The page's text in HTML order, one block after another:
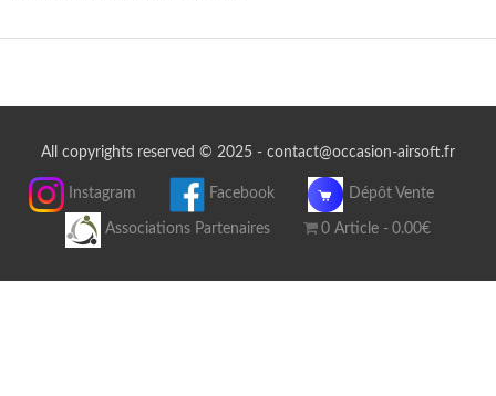
All copyrights reserved © 2025 - contact@occasion-airsoft.fr
Instagram Facebook Dépôt Vente
Associations Partenaires 0 Article 0.00€